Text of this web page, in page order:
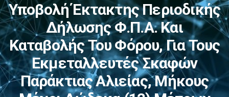
Υποβολή Έκτακτης Περιοδικής
Δήλωσης Φ.Π.Α. Και
Καταβολής Του Φόρου, Για Τους
Εκμεταλλευτές Σκαφών
Παράκτιας Αλιείας, Μήκους